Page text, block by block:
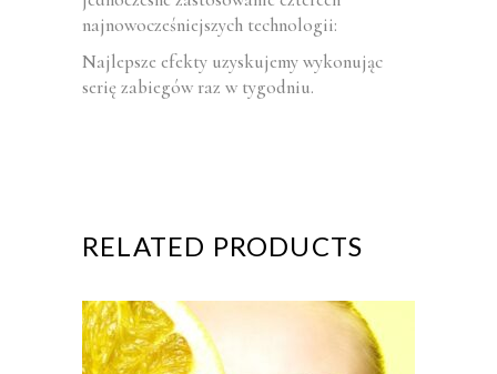
najnowocześniejszych technologii:
Najlepsze efekty uzyskujemy wykonując
serię zabiegów raz w tygodniu.
RELATED PRODUCTS